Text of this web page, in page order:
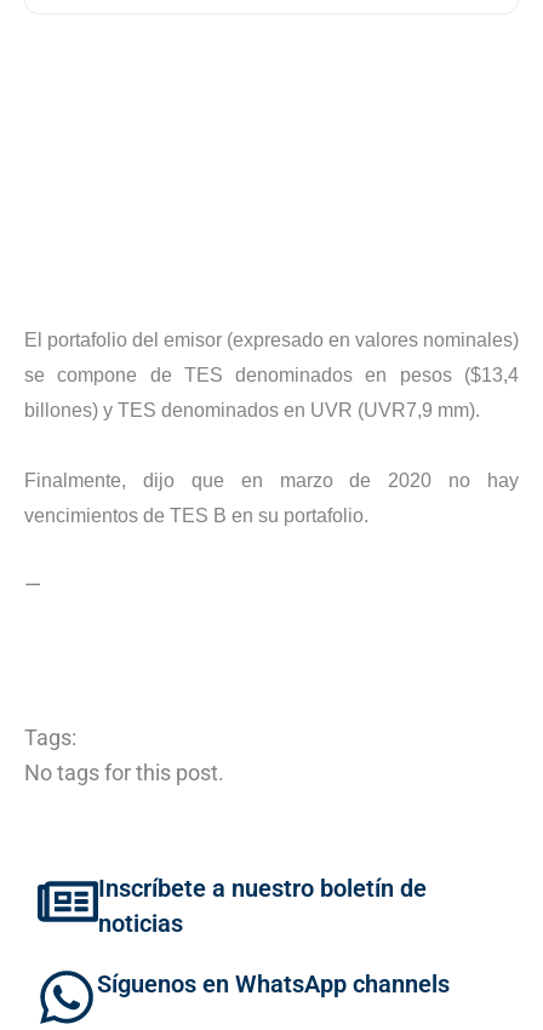
El portafolio del emisor (expresado en valores nominales)
se compone de TES denominados en pesos ($13,4
billones) y TES denominados en UVR (UVR7,9 mm).
Finalmente, dijo que en marzo de 2020 no hay
vencimientos de TES B en su portafolio.
—
Tags:
No tags for this post.
Inscríbete a nuestro boletín de
noticias
Síguenos en WhatsApp channels